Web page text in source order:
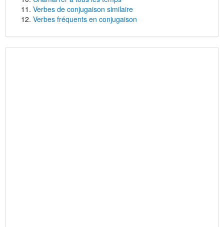
Verbes de conjugaison similaire
Verbes fréquents en conjugaison